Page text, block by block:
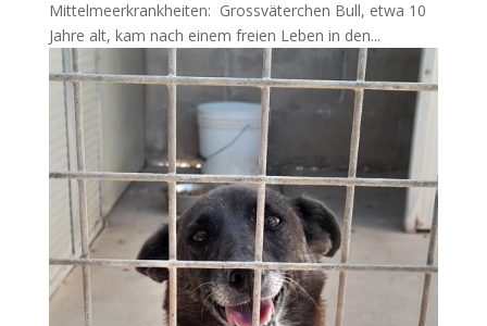
Mittelmeerkrankheiten: Grossväterchen Bull, etwa 10
Jahre alt, kam nach einem freien Leben in den...